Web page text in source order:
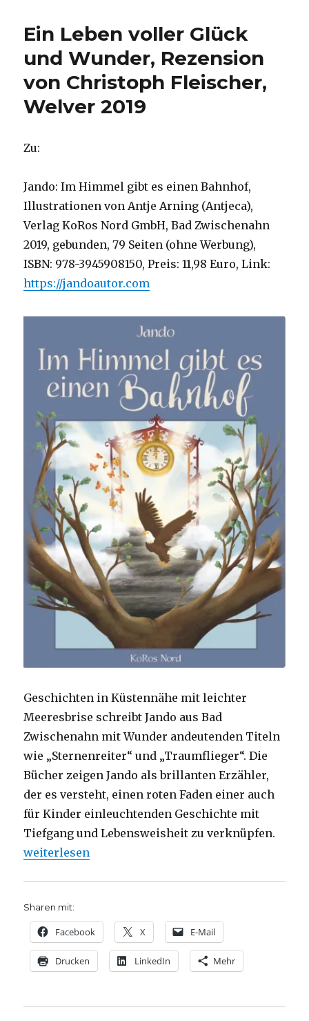
leidenden
Rezension
von
Christoph
Ein Leben voller Glück
und Wunder, Rezension
von Christoph Fleischer,
Welver 2019
Zu:
Jando: Im Himmel gibt es einen Bahnhof,
Illustrationen von Antje Arning (Antjeca),
Verlag KoRos Nord GmbH, Bad Zwischenahn
2019, gebunden, 79 Seiten (ohne Werbung),
ISBN: 978-3945908150, Preis: 11,98 Euro, Link:
https://jandoautor.com
Geschichten in Küstennähe mit leichter
Meeresbrise schreibt Jando aus Bad
Zwischenahn mit Wunder andeutenden Titeln
wie „Sternenreiter“ und „Traumflieger“. Die
Bücher zeigen Jando als brillanten Erzähler,
der es versteht, einen roten Faden einer auch
für Kinder einleuchtenden Geschichte mit
Tiefgang und Lebensweisheit zu verknüpfen.
„Ein Leben voller Glück und Wunder, Rezension
weiterlesen
Sharen mit:
Facebook X E-Mail
Drucken LinkedIn Mehr